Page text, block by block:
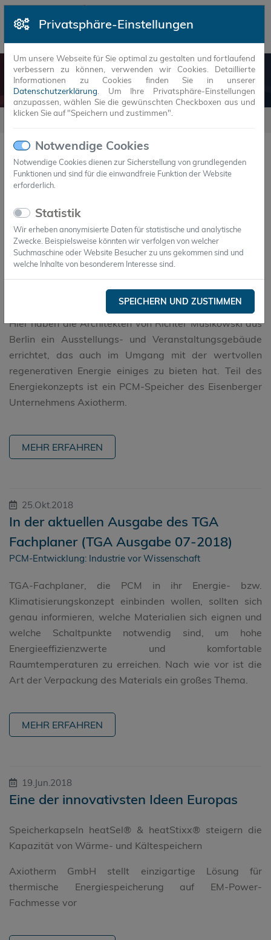
Privatsphäre-Einstellungen
Um unsere Webseite für Sie optimal zu gestalten und fortlaufend
verbessern zu können, verwenden wir Cookies. Detaillierte
Informationen zu Cookies finden Sie in unserer
Datenschutzerklärung . Um Ihre Privatsphäre-Einstellungen
anzupassen, wählen Sie die gewünschten Checkboxen aus und
klicken Sie auf "Speichern und zustimmen".
Notwendige Cookies
Notwendige Cookies dienen zur Sicherstellung von grundlegenden
Funktionen und sind für die einwandfreie Funktion der Website
erforderlich.
Statistik
Wir erheben anonymisierte Daten für statistische und analytische
Zwecke. Beispielsweise könnten wir verfolgen von welcher
Suchmaschine oder Website Besucher zu uns gekommen sind und
welche Inhalte von besonderem Interesse sind.
SPEICHERN UND ZUSTIMMEN
NEUIGKEITEN
JAHR MONAT
Smart Building - das Futurium in Berlin
Intelligent gespeichert
Blickt man entlang in Berlin vom Humboldthafen
mit kettenartig aneinandergereihten Fenstern ein Haus,
das die Monotonie des Ortes konsequent durchbricht.
Hier haben die Architekten von Richter Musikowski aus
Berlin ein Ausstellungs- und Veranstaltungsgebäude
errichtet, das auch im Umgang mit der wertvollen
regenerativen Energie einiges zu bieten hat. Teil des
Energiekonzepts ist ein PCM-Speicher des Eisenberger
Unternehmens Axiotherm.
MEHR ERFAHREN
25.Okt.2018
In der aktuellen Ausgabe des TGA
Fachplaner (TGA Ausgabe 07-2018)
PCM-Entwicklung: Industrie vor Wissenschaft
TGA-Fachplaner, die PCM in ihr Energie- bzw.
Klimatisierungskonzept einbinden wollen, sollten sich
genau informieren, welche Materialien sich eignen und
welche Schaltpunkte notwendig sind, um hohe
Energieeffizienzwerte und komfortable
Raumtemperaturen zu erreichen. Nach wie vor ist die
Art der Verpackung des Materials ein großes Thema.
MEHR ERFAHREN
19.Jun.2018
Eine der innovativsten Ideen Europas
Speicherkapseln heatSel® & heatStixx® steigern die
Kapazität von Wärme- und Kältespeichern
Axiotherm GmbH stellt einzigartige Lösung für
thermische Energiespeicherung auf EM-Power-
Fachmesse vor